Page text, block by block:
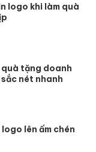
logo khi làm quà
tặng doanh
nét nhanh
lên ấm chén